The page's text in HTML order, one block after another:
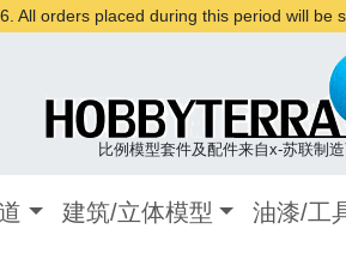
All orders placed during this period will be
比例模型套件及配件来自x-苏联制
建筑/立体模型 油漆/工